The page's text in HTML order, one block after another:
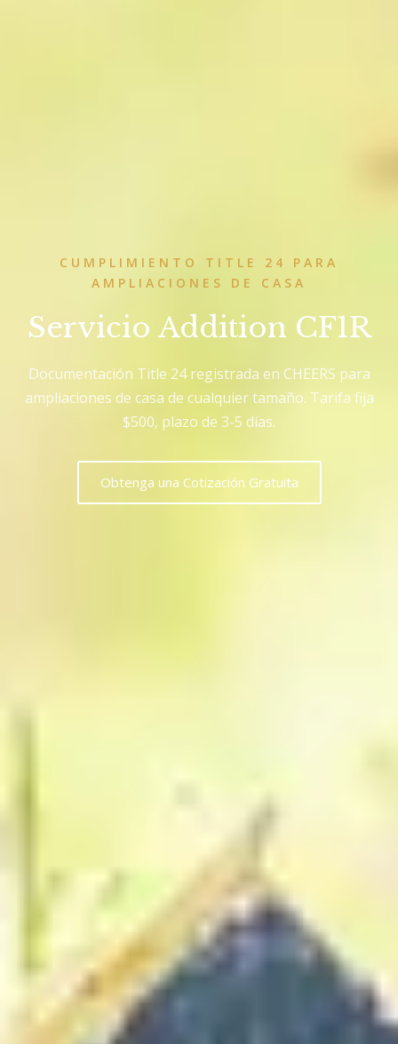
CUMPLIMIENTO TITLE 24 PARA
AMPLIACIONES DE CASA
Servicio Addition CF1R
Documentación Title 24 registrada en CHEERS para
ampliaciones de casa de cualquier tamaño. Tarifa fija
$500, plazo de 3-5 días.
Obtenga una Cotización Gratuita